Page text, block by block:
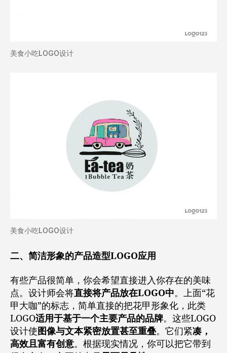
美食小吃LOGO设计
美食小吃LOGO设计
二、简洁形象的产品造型LOGO应用
有些产品很简单，你会希望直接进入你存在的美味
点。设计师会将直接将产品放在LOGO中。上面“花
甲大咖”的标志，简单直接的把花甲形象化，此类
LOGO适用于基于一个主要产品的品牌。这些LOGO
设计使图像与文本紧密放置甚至重叠。它们紧凑，
高效且富有创意。根据现实情况，你可以把它带到